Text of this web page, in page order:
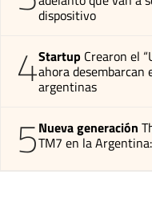
dispositivo
4Startup Crearon el
ahora desembarcan
argentinas
5Nueva generación
TM7 en la